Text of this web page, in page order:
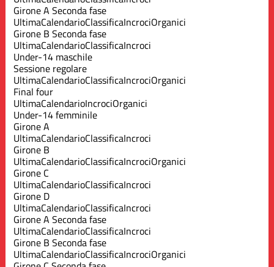
Girone A Seconda fase
UltimaCalendarioClassificaIncrociOrganici
Girone B Seconda fase
UltimaCalendarioClassificaIncroci
Under-14 maschile
Sessione regolare
UltimaCalendarioClassificaIncrociOrganici
Final four
UltimaCalendarioIncrociOrganici
Under-14 femminile
Girone A
UltimaCalendarioClassificaIncroci
Girone B
UltimaCalendarioClassificaIncrociOrganici
Girone C
UltimaCalendarioClassificaIncroci
Girone D
UltimaCalendarioClassificaIncroci
Girone A Seconda fase
UltimaCalendarioClassificaIncroci
Girone B Seconda fase
UltimaCalendarioClassificaIncrociOrganici